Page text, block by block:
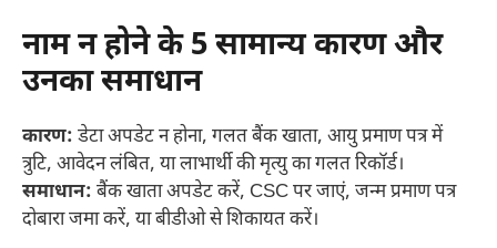
नाम न होने के 5 सामान्य कारण और
उनका समाधान
कारण: डेटा अपडेट न होना, गलत बैंक खाता, आयु प्रमाण पत्र में
त्रुटि, आवेदन लंबित, या लाभार्थी की मृत्यु का गलत रिकॉर्ड।
समाधान: बैंक खाता अपडेट करें, CSC पर जाएं, जन्म प्रमाण पत्र
दोबारा जमा करें, या बीडीओ से शिकायत करें।